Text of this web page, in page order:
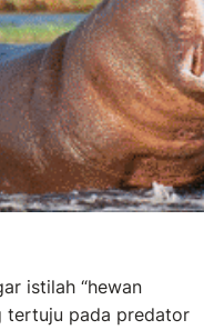
istilah “hewan
tertuju pada predator